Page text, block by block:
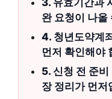
3. 유효기간과
완 요청이 나올
4. 청년도약계
먼저 확인해야
5. 신청 전 준
장 정리가 먼저